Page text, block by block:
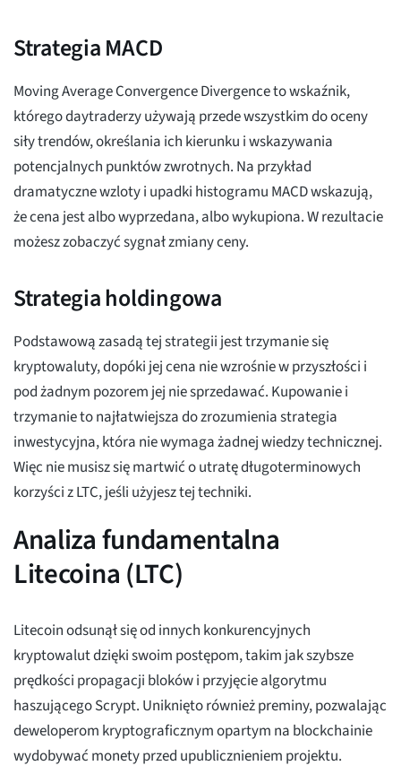
Strategia MACD
Moving Average Convergence Divergence to wskaźnik,
którego daytraderzy używają przede wszystkim do oceny
siły trendów, określania ich kierunku i wskazywania
potencjalnych punktów zwrotnych. Na przykład
dramatyczne wzloty i upadki histogramu MACD wskazują,
że cena jest albo wyprzedana, albo wykupiona. W rezultacie
możesz zobaczyć sygnał zmiany ceny.
Strategia holdingowa
Podstawową zasadą tej strategii jest trzymanie się
kryptowaluty, dopóki jej cena nie wzrośnie w przyszłości i
pod żadnym pozorem jej nie sprzedawać. Kupowanie i
trzymanie to najłatwiejsza do zrozumienia strategia
inwestycyjna, która nie wymaga żadnej wiedzy technicznej.
Więc nie musisz się martwić o utratę długoterminowych
korzyści z LTC, jeśli użyjesz tej techniki.
Analiza fundamentalna
Litecoina (LTC)
Litecoin odsunął się od innych konkurencyjnych
kryptowalut dzięki swoim postępom, takim jak szybsze
prędkości propagacji bloków i przyjęcie algorytmu
haszującego Scrypt. Uniknięto również preminy, pozwalając
deweloperom kryptograficznym opartym na blockchainie
wydobywać monety przed upublicznieniem projektu.